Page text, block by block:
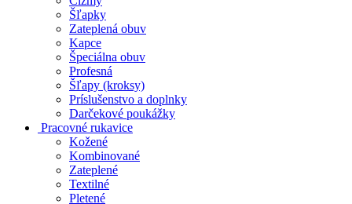
Šľapky
Zateplená obuv
Kapce
Špeciálna obuv
Profesná
Šľapy (kroksy)
Príslušenstvo a doplnky
Darčekové poukážky
Pracovné rukavice
Kožené
Kombinované
Zateplené
Textilné
Pletené